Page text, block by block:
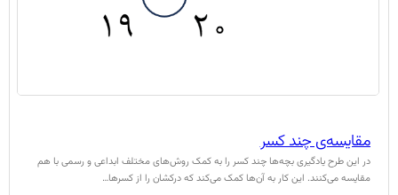
مقایسه‌ی چند کسر
در این طرح یادگیری بچه‌ها چند کسر را به کمک روش‌های مختلف ابداعی و رسمی با هم
مقایسه می‌کنند. این کار به آن‌ها کمک می‌کند که درکشان را از کسرها…